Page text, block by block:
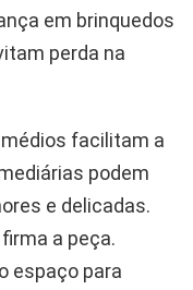
em brinquedos
perda na
facilitam a
podem
e delicadas.
a peça.
espaço para